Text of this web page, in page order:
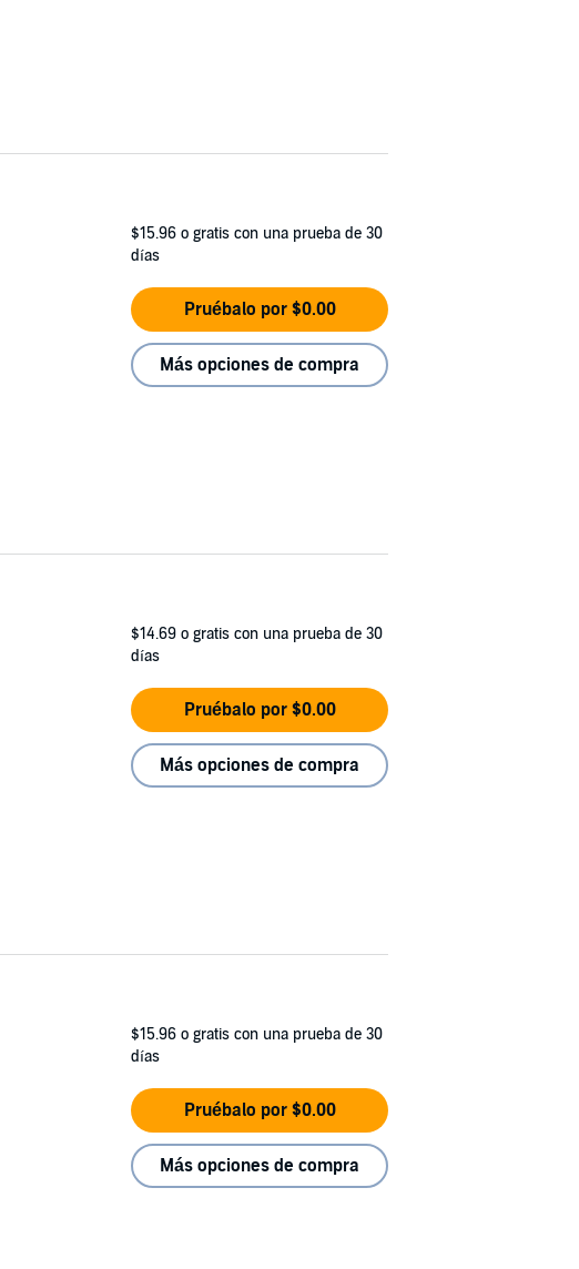
$15.96 o gratis con una prueba de 30
días
Pruébalo por $0.00
Más opciones de compra
$14.69 o gratis con una prueba de 30
días
Pruébalo por $0.00
Más opciones de compra
$15.96 o gratis con una prueba de 30
días
Pruébalo por $0.00
Más opciones de compra